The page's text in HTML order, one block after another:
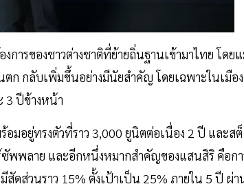
ารของชาวต่างชาติที่ย้ายถิ่นฐานเข้ามาไทย โดย
กลับเพิ่มขึ้นอย่างมีนัยสำคัญ โดยเฉพาะในเมือง
3 ปีข้างหน้า
มอยู่ทรงตัวที่ราว 3,000 ยูนิตต่อเนื่อง 2 ปี และสต็
ซัพพลาย และอีกหนึ่งหมากสำคัญของแสนสิริ คือก
ดส่วนราว 15% ตั้งเป้าเป็น 25% ภายใน 5 ปี ผ่า